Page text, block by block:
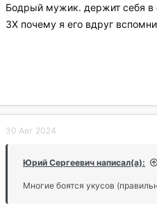
и
л
Бодрый мужик. держит себя в
ЗХ почему я его вдруг
30 Авг 2024
Юрий Сергеевич написал(а):
Многие боятся укусов